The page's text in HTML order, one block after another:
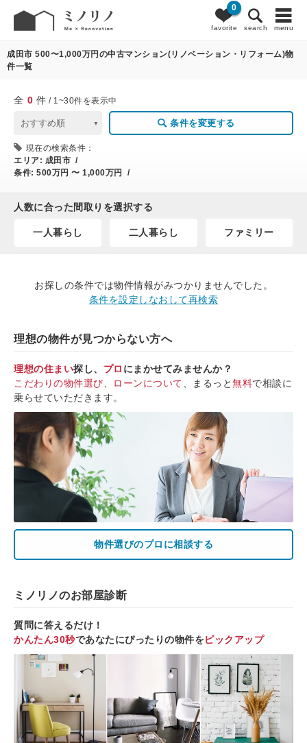
favorite
0
search menu
0 条件変更
成田市 500〜1,000万円の中古マンション(リノベーション・リフォーム)物
件一覧
全 0 件 / 1~30件を表示中
条件を変更する
現在の検索条件：
エリア: 成田市 /
条件: 500万円 〜 1,000万円 /
人数に合った間取りを選択する
一人暮らし 二人暮らし ファミリー
お探しの条件では物件情報がみつかりませんでした。
条件を設定しなおして再検索
理想の物件が見つからない方へ
理想の住まい探し、 プロ にまかせてみませんか？
こだわりの物件選び
ローンについて 、まるっと無料で相談に
乗らせていただきます。
物件選びのプロに相談する
ミノリノのお部屋診断
質問に答えるだけ！
かんたん30秒であなたにぴったりの物件をピックアップ